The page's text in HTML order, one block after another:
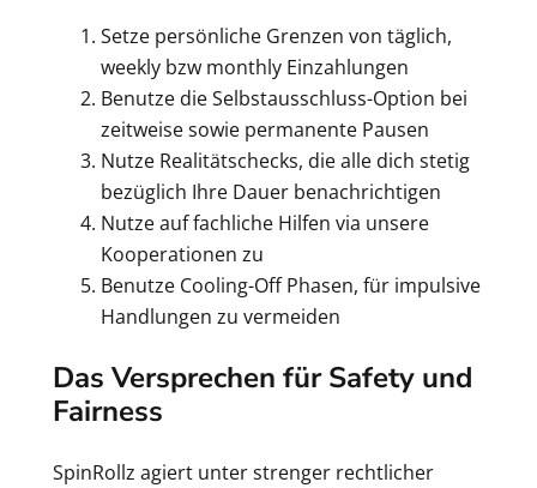
Setze persönliche Grenzen von täglich,
weekly bzw monthly Einzahlungen
Benutze die Selbstausschluss-Option bei
zeitweise sowie permanente Pausen
Nutze Realitätschecks, die alle dich stetig
bezüglich Ihre Dauer benachrichtigen
Nutze auf fachliche Hilfen via unsere
Kooperationen zu
Benutze Cooling-Off Phasen, für impulsive
Handlungen zu vermeiden
Das Versprechen für Safety und
Fairness
SpinRollz agiert unter strenger rechtlicher